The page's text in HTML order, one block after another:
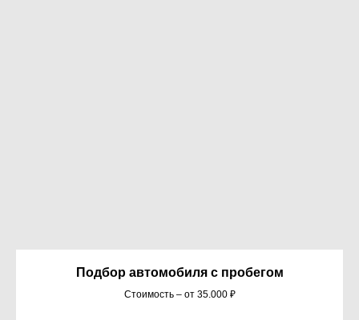
Подбор автомобиля с пробегом
Стоимость – от 35.000 ₽